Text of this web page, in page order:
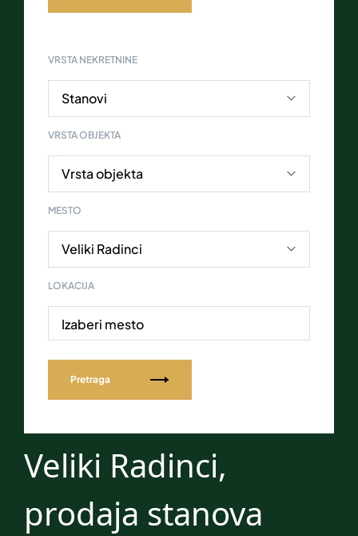
VRSTA NEKRETNINE
VRSTA OBJEKTA
MESTO
LOKACIJA
Izaberi mesto
Pretraga
Veliki Radinci,
prodaja stanova